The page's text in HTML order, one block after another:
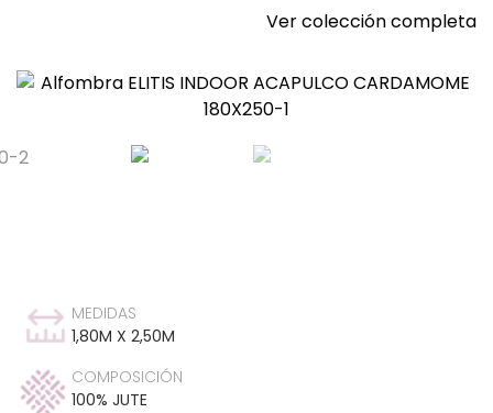
Ver colección completa
MEDIDAS
1,80M X 2,50M
COMPOSICIÓN
100% JUTE